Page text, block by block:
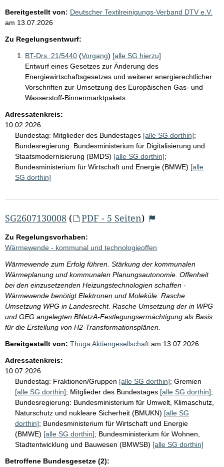
Bereitgestellt von: Deutscher Textilreinigungs-Verband DTV e.V.
am 13.07.2026
Zu Regelungsentwurf:
BT-Drs. 21/5440 (Vorgang) [alle SG hierzu]
Entwurf eines Gesetzes zur Änderung des
Energiewirtschaftsgesetzes und weiterer energierechtlicher
Vorschriften zur Umsetzung des Europäischen Gas- und
Wasserstoff-Binnenmarktpakets
Adressatenkreis:
10.02.2026
Bundestag: Mitglieder des Bundestages [alle SG dorthin];
Bundesregierung: Bundesministerium für Digitalisierung und
Staatsmodernisierung (BMDS) [alle SG dorthin];
Bundesministerium für Wirtschaft und Energie (BMWE) [alle
SG dorthin]
SG2607130008 ( PDF - 5 Seiten)
Zu Regelungsvorhaben:
Wärmewende - kommunal und technologieoffen
Wärmewende zum Erfolg führen. Stärkung der kommunalen
Wärmeplanung und kommunalen Planungsautonomie. Offenheit
bei den einzusetzenden Heizungstechnologien schaffen -
Wärmewende benötigt Elektronen und Moleküle. Rasche
Umsetzung WPG in Landesrecht. Rasche Umsetzung der in WPG
und GEG angelegten BNetzA-Festlegungsermächtigung als Basis
für die Erstellung von H2-Transformationsplänen.
Bereitgestellt von: Thüga Aktiengesellschaft am 13.07.2026
Adressatenkreis:
10.07.2026
Bundestag: Fraktionen/Gruppen [alle SG dorthin]; Gremien
[alle SG dorthin]; Mitglieder des Bundestages [alle SG dorthin];
Bundesregierung: Bundesministerium für Umwelt, Klimaschutz,
Naturschutz und nukleare Sicherheit (BMUKN) [alle SG
dorthin]; Bundesministerium für Wirtschaft und Energie
(BMWE) [alle SG dorthin]; Bundesministerium für Wohnen,
Stadtentwicklung und Bauwesen (BMWSB) [alle SG dorthin]
Betroffene Bundesgesetze (2):